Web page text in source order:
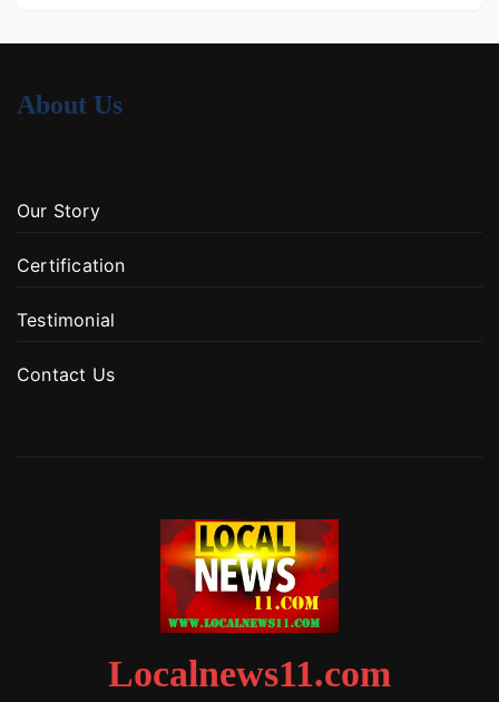
About Us
Our Story
Certification
Testimonial
Contact Us
Localnews11.com